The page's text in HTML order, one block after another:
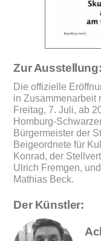
Zur Ausstellung:
Die offizielle
in Zusammenarbeit
Freitag, 7. Juli, ab
Homburg-
Bürgermeister der
Beigeordnete für
Konrad, der
Ulrich Fremgen,
Mathias Beck.
Der Künstler: